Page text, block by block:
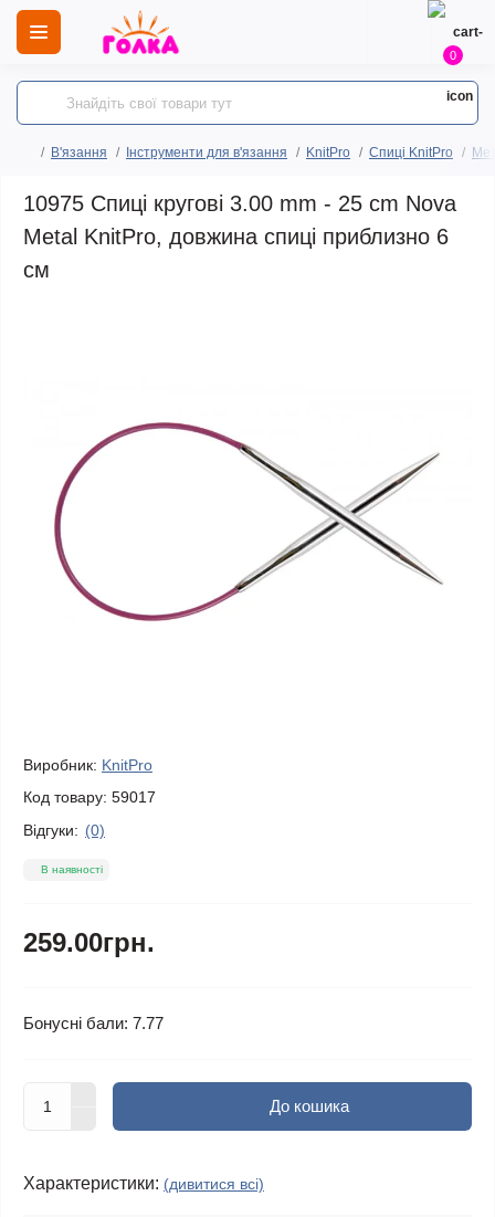
0
В'язання Інструменти для в'язання KnitPro Спиці KnitPro
10975 Спиці кругові 3.00 mm - 25 cm Nova
Metal KnitPro, довжина спиці приблизно 6
см
Виробник: KnitPro
Код товару: 59017
Відгуки: (0)
В наявності
259.00грн.
Бонусні бали: 7.77
До кошика
Характеристики: (дивитися всі)